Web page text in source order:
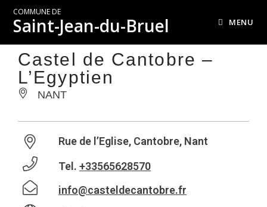
COMMUNE DE
Saint-Jean-du-Bruel MENU
Castel de Cantobre –
L’Egyptien
NANT
Rue de l’Eglise, Cantobre, Nant
Tel. +33565628570
info@casteldecantobre.fr